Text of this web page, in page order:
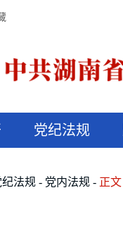
党纪法规
纪法规 党内法规 正文